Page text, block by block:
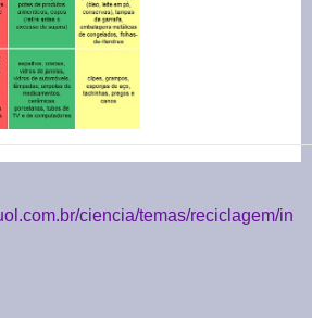
ciencia/temas/reciclagem/in